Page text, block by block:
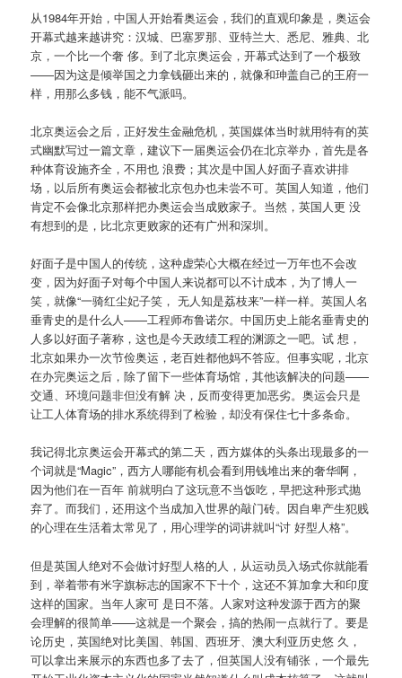
从1984年开始，中国人开始看奥运会，我们的直观印象是，奥运会
开幕式越来越讲究：汉城、巴塞罗那、亚特兰大、悉尼、雅典、北
京，一个比一个奢 侈。到了北京奥运会，开幕式达到了一个极致
——因为这是倾举国之力拿钱砸出来的，就像和珅盖自己的王府一
样，用那么多钱，能不气派吗。
北京奥运会之后，正好发生金融危机，英国媒体当时就用特有的英
式幽默写过一篇文章，建议下一届奥运会仍在北京举办，首先是各
种体育设施齐全，不用也 浪费；其次是中国人好面子喜欢讲排
场，以后所有奥运会都被北京包办也未尝不可。英国人知道，他们
肯定不会像北京那样把办奥运会当成败家子。当然，英国人更 没
有想到的是，比北京更败家的还有广州和深圳。
好面子是中国人的传统，这种虚荣心大概在经过一万年也不会改
变，因为好面子对每个中国人来说都可以不计成本，为了博人一
笑，就像“一骑红尘妃子笑， 无人知是荔枝来”一样一样。英国人名
垂青史的是什么人——工程师布鲁诺尔。中国历史上能名垂青史的
人多以好面子著称，这也是今天政绩工程的渊源之一吧。试 想，
北京如果办一次节俭奥运，老百姓都他妈不答应。但事实呢，北京
在办完奥运之后，除了留下一些体育场馆，其他该解决的问题——
交通、环境问题非但没有解 决，反而变得更加恶劣。奥运会只是
让工人体育场的排水系统得到了检验，却没有保住七十多条命。
我记得北京奥运会开幕式的第二天，西方媒体的头条出现最多的一
个词就是“Magic”，西方人哪能有机会看到用钱堆出来的奢华啊，
因为他们在一百年 前就明白了这玩意不当饭吃，早把这种形式抛
弃了。而我们，还用这个当成加入世界的敲门砖。因自卑产生犯贱
的心理在生活着太常见了，用心理学的词讲就叫“讨 好型人格”。
但是英国人绝对不会做讨好型人格的人，从运动员入场式你就能看
到，举着带有米字旗标志的国家不下十个，这还不算加拿大和印度
这样的国家。当年人家可 是日不落。人家对这种发源于西方的聚
会理解的很简单——这就是一个聚会，搞的热闹一点就行了。要是
论历史，英国绝对比美国、韩国、西班牙、澳大利亚历史悠 久，
可以拿出来展示的东西也多了去了，但英国人没有铺张，一个最先